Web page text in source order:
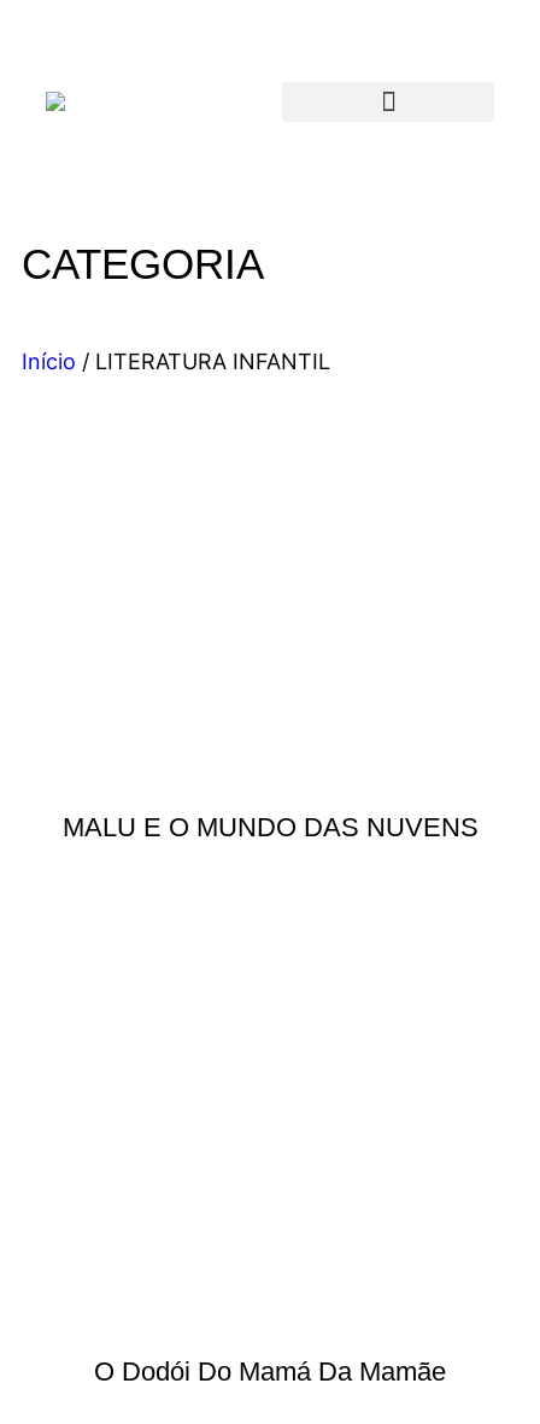
CATEGORIA
Início / LITERATURA INFANTIL
MALU E O MUNDO DAS NUVENS
O Dodói Do Mamá Da Mamãe